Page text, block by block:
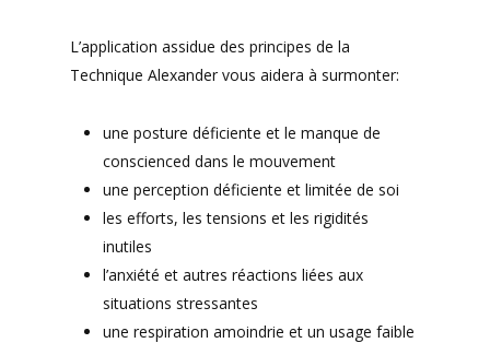
L’application assidue des principes de la
Technique Alexander vous aidera à surmonter:
une posture déficiente et le manque de
conscienced dans le mouvement
une perception déficiente et limitée de soi
les efforts, les tensions et les rigidités
inutiles
l’anxiété et autres réactions liées aux
situations stressantes
une respiration amoindrie et un usage faible